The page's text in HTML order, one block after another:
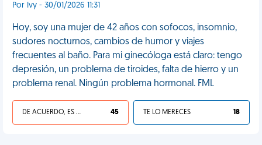
Por Ivy - 30/01/2026 11:31
Hoy, soy una mujer de 42 años con sofocos, insomnio,
sudores nocturnos, cambios de humor y viajes
frecuentes al baño. Para mi ginecóloga está claro: tengo
depresión, un problema de tiroides, falta de hierro y un
problema renal. Ningún problema hormonal. FML
DE ACUERDO, ES UNA VIDA HP 45 TE LO MERECES 18